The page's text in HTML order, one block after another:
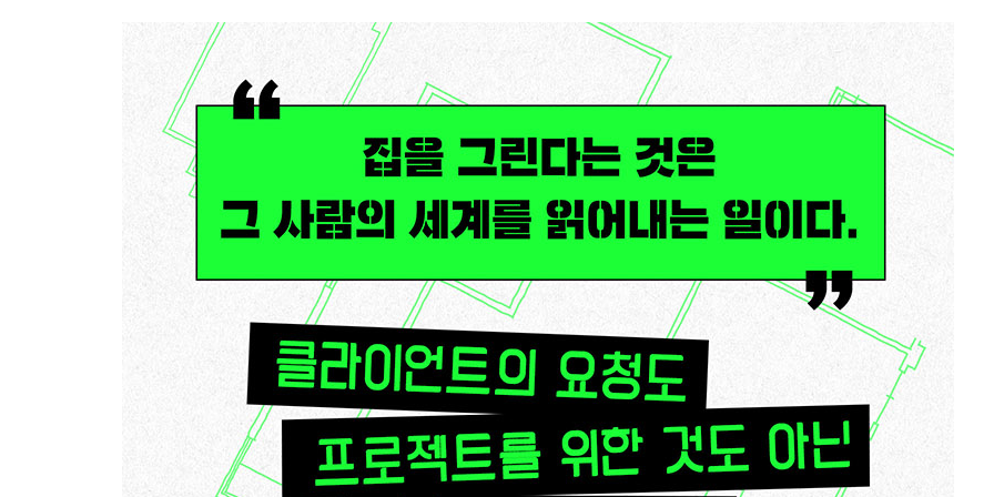
#13 까다로운 남자의 방 ······················ 32
#14 단신부임자의 방 ······················ 34
#15 선인장과 함께 사는 방 ······················ 36
#16 성숙한 리스너의 방 1 ······················ 38
#17 마피아의 방 ······················ 40
#18 미니멀 셰어하우스 ······················ 42
#19 개성 한 스푼 더한 북유럽 감성의 방 ······················ 44
#20 셰프의 방 ······················ 46
#21 섬세한 여자의 방 ······················ 48
#22 요리하는 남자의 방 ······················ 50
#23 성숙한 리스너의 방 2 ······················ 52
#24 좁고 긴 방 ······················ 54
#25 기타리스트의 방 ······················ 56
#26 사랑스러운 가구에 둘러싸인 방 ······················ 58
#27 파란 러그가 있는 방 ······················ 60
#28 세련된 프린스 캐슬 ······················ 62
#29 다다미방과 테라스가 있는 집 ······················ 64